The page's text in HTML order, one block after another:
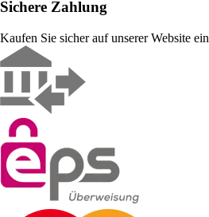
Sichere Zahlung
Kaufen Sie sicher auf unserer Website ein